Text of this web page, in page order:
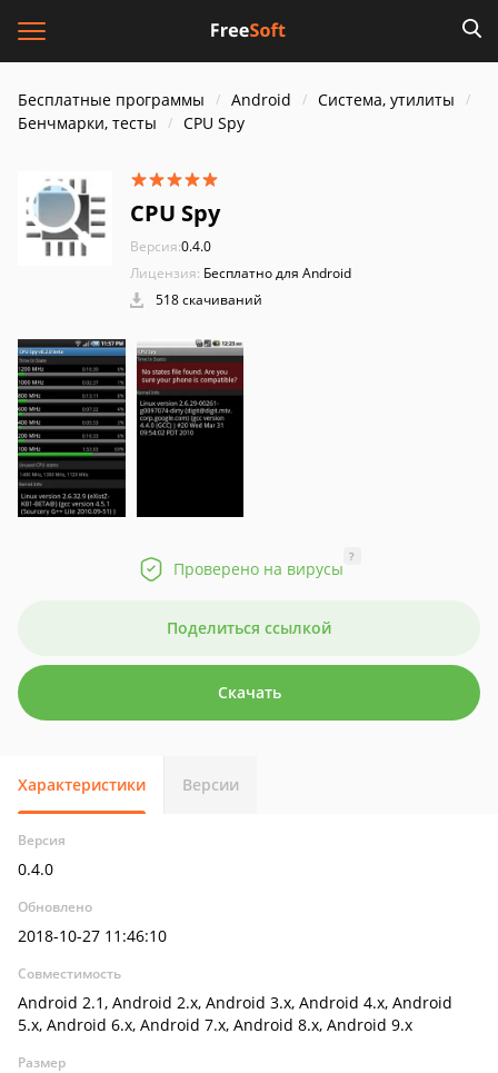
Бесплатные программы Android
Система, утилиты
Бенчмарки, тесты
CPU Spy
CPU Spy
Версия:0.4.0
Лицензия: Бесплатно для Android
518 скачиваний
Проверено на вирусы
?
Поделиться ссылкой
Скачать
Характеристики Версии
Версия
0.4.0
Обновлено
2018-10-27 11:46:10
Совместимость
Android 2.1, Android 2.x, Android 3.x, Android 4.x, Android
5.x, Android 6.x, Android 7.x, Android 8.x, Android 9.x
Размер